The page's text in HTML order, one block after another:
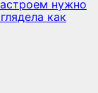
нужно
как